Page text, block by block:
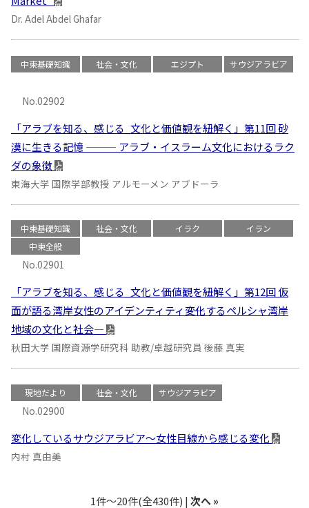
Dr. Adel Abdel Ghafar
中東基礎知識 社会・文化 エジプト サウジアラビア
No.02902
「アラブを知る、感じる_文化と価値観を紐解く」第11回 砂
漠に生きる記憶 ――― アラブ・イスラーム文化におけるラク
ダの象徴
東海大学 国際学部教授 アルモーメン アブドーラ
中東基礎知識 社会・文化 イラク
イラン
中東全般
No.02901
「アラブを知る、感じる_文化と価値観を紐解く」第12回 仮
面が語る湾岸女性のアイデンティティ――変化するペルシャ湾岸
地域の文化と社会―
秋田大学 国際資源学研究科 助教/卓越研究員 後藤 真実
現地だより 社会・文化 サウジアラビア
No.02900
変化しているサウジアラビア〜女性目線から感じる変化
内村 真由美
1件～20件(全430件) | 次へ »